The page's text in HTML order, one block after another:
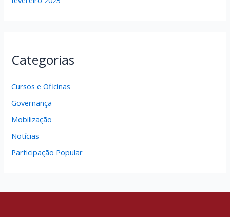
Categorias
Cursos e Oficinas
Governança
Mobilização
Notícias
Participação Popular